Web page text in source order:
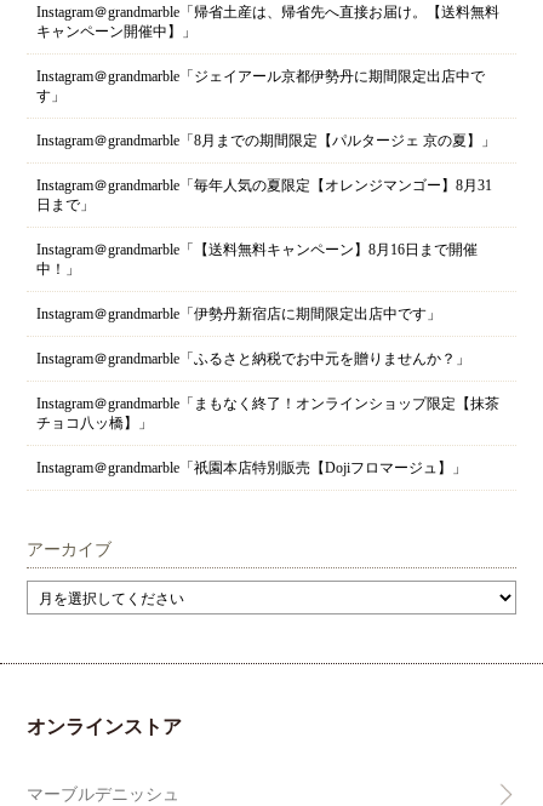
Instagram＠grandmarble「帰省土産は、帰省先へ直接お届け。【送料無料
キャンペーン開催中】」
Instagram＠grandmarble「ジェイアール京都伊勢丹に期間限定出店中で
す」
Instagram＠grandmarble「8月までの期間限定【パルタージェ 京の夏】」
Instagram＠grandmarble「毎年人気の夏限定【オレンジマンゴー】8月31
日まで」
Instagram＠grandmarble「【送料無料キャンペーン】8月16日まで開催
中！」
Instagram＠grandmarble「伊勢丹新宿店に期間限定出店中です」
Instagram＠grandmarble「ふるさと納税でお中元を贈りませんか？」
Instagram＠grandmarble「まもなく終了！オンラインショップ限定【抹茶
チョコ八ッ橋】」
Instagram＠grandmarble「祇園本店特別販売【Dojiフロマージュ】」
アーカイブ
オンラインストア
マーブルデニッシュ